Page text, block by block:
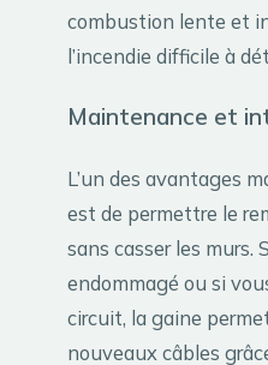
combustion lente et
l’incendie difficile à
Maintenance et
L’un des avantages
est de permettre le
sans casser les murs.
endommagé ou si
circuit, la gaine
nouveaux câbles